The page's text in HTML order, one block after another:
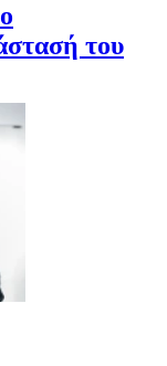
του